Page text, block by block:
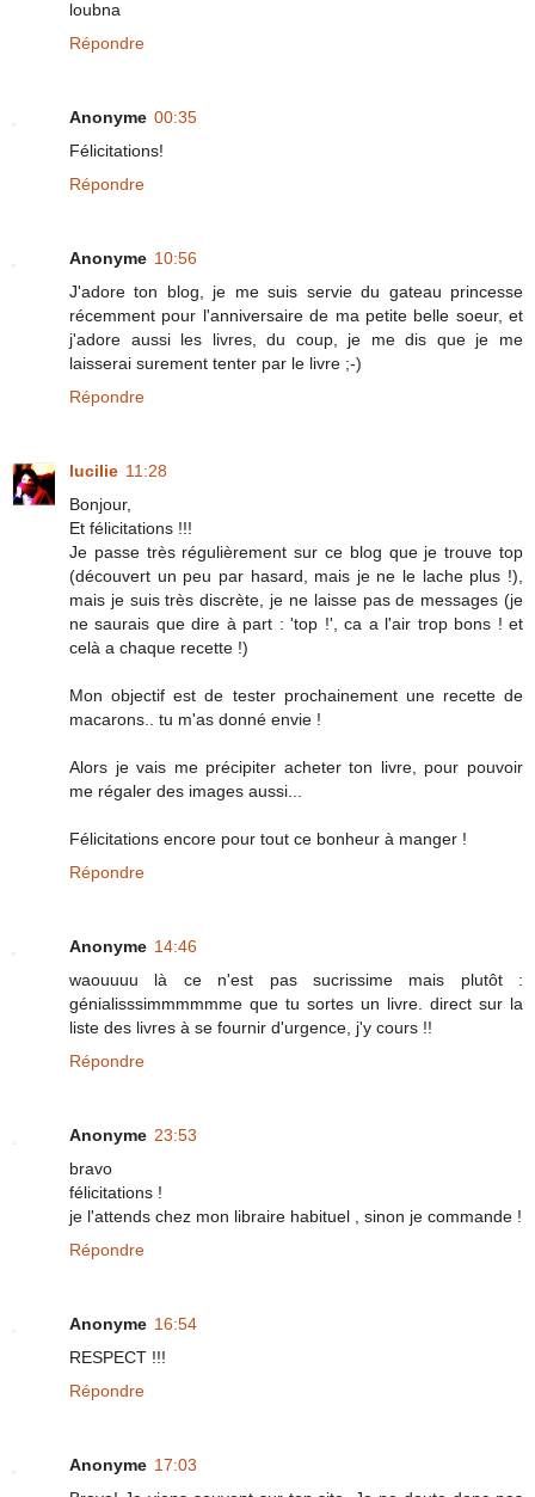
loubna
Répondre
Anonyme 00:35
Félicitations!
Répondre
Anonyme 10:56
J'adore ton blog, je me suis servie du gateau princesse
récemment pour l'anniversaire de ma petite belle soeur, et
j'adore aussi les livres, du coup, je me dis que je me
laisserai surement tenter par le livre ;-)
Répondre
lucilie 11:28
Bonjour,
Et félicitations !!!
Je passe très régulièrement sur ce blog que je trouve top
(découvert un peu par hasard, mais je ne le lache plus !),
mais je suis très discrète, je ne laisse pas de messages (je
ne saurais que dire à part : 'top !', ca a l'air trop bons ! et
celà a chaque recette !)
Mon objectif est de tester prochainement une recette de
macarons.. tu m'as donné envie !
Alors je vais me précipiter acheter ton livre, pour pouvoir
me régaler des images aussi...
Félicitations encore pour tout ce bonheur à manger !
Répondre
Anonyme 14:46
waouuuu là ce n'est pas sucrissime mais plutôt :
génialisssimmmmmme que tu sortes un livre. direct sur la
liste des livres à se fournir d'urgence, j'y cours !!
Répondre
Anonyme 23:53
bravo
félicitations !
je l'attends chez mon libraire habituel , sinon je commande !
Répondre
Anonyme 16:54
RESPECT !!!
Répondre
Anonyme 17:03